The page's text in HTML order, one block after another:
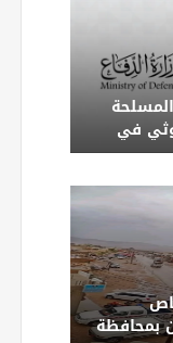
في